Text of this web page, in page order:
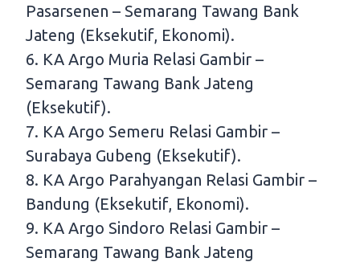
Pasarsenen – Semarang Tawang Bank
Jateng (Eksekutif, Ekonomi).
6. KA Argo Muria Relasi Gambir –
Semarang Tawang Bank Jateng
(Eksekutif).
7. KA Argo Semeru Relasi Gambir –
Surabaya Gubeng (Eksekutif).
8. KA Argo Parahyangan Relasi Gambir –
Bandung (Eksekutif, Ekonomi).
9. KA Argo Sindoro Relasi Gambir –
Semarang Tawang Bank Jateng